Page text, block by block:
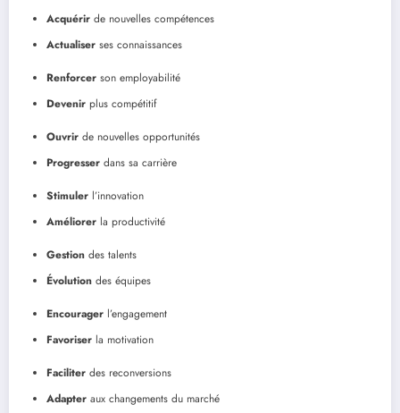
Acquérir de nouvelles compétences
Actualiser ses connaissances
Renforcer son employabilité
Devenir plus compétitif
Ouvrir de nouvelles opportunités
Progresser dans sa carrière
Stimuler l’innovation
Améliorer la productivité
Gestion des talents
Évolution des équipes
Encourager l’engagement
Favoriser la motivation
Faciliter des reconversions
Adapter aux changements du marché